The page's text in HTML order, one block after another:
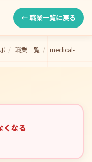
← 職業一覧に戻る
/ 職業一覧 / medical-
くなる